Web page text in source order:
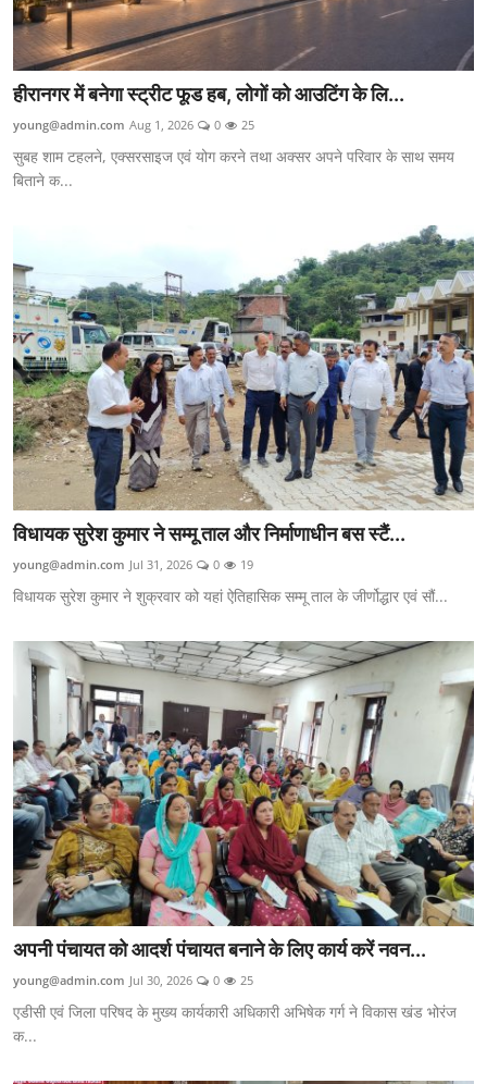
हीरानगर में बनेगा स्ट्रीट फूड हब, लोगों को आउटिंग के लि...
young@admin.com Aug 1, 2026 0 25
सुबह शाम टहलने, एक्सरसाइज एवं योग करने तथा अक्सर अपने परिवार के साथ समय
बिताने क...
विधायक सुरेश कुमार ने सम्मू ताल और निर्माणाधीन बस स्टैं...
young@admin.com Jul 31, 2026 0 19
विधायक सुरेश कुमार ने शुक्रवार को यहां ऐतिहासिक सम्मू ताल के जीर्णोद्धार एवं सौं...
अपनी पंचायत को आदर्श पंचायत बनाने के लिए कार्य करें नवन...
young@admin.com Jul 30, 2026 0 25
एडीसी एवं जिला परिषद के मुख्य कार्यकारी अधिकारी अभिषेक गर्ग ने विकास खंड भोरंज
क...